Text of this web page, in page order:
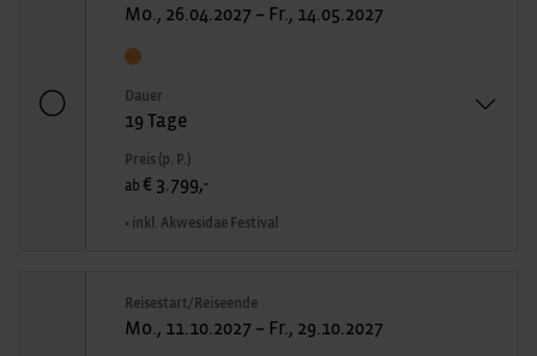
Mo., 26.04.2027 – Fr., 14.05.2027
Dauer
19 Tage
Preis (p. P.)
ab € 3.799,-
• inkl. Akwesidae Festival
Reisestart/Reiseende
Mo., 11.10.2027 – Fr., 29.10.2027